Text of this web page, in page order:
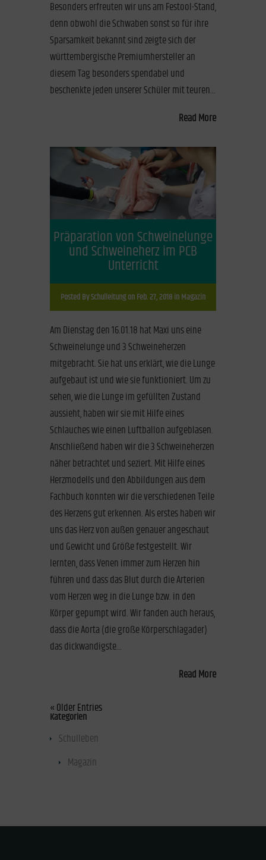
Besonders erfreuten wir uns am Festool-Stand,
denn obwohl die Schwaben sonst so für ihre
Sparsamkeit bekannt sind zeigte sich der
württembergische Premiumhersteller an
diesem Tag besonders spendabel und
beschenkte jeden unserer Schüler mit teuren...
Read More
Präparation von Schweinelunge
und Schweineherz im PCB
Unterricht
Posted BySchulleitungon Feb. 27, 2018 inMagazin
Am Dienstag den 16.01.18 hat Maxi uns eine
Schweinelunge und 3 Schweineherzen
mitgebracht. Sie hat uns erklärt, wie die Lunge
aufgebaut ist und wie sie funktioniert. Um zu
sehen, wie die Lunge im gefüllten Zustand
aussieht, haben wir sie mit Hilfe eines
Schlauches wie einen Luftballon aufgeblasen.
Anschließend haben wir die 3 Schweineherzen
näher betrachtet und seziert. Mit Hilfe eines
Herzmodells und den Abbildungen aus dem
Fachbuch konnten wir die verschiedenen Teile
des Herzens gut erkennen. Als erstes haben wir
uns das Herz von außen genauer angeschaut
und Gewicht und Größe festgestellt. Wir
lernten, dass Venen immer zum Herzen hin
führen und dass das Blut durch die Arterien
vom Herzen weg in die Lunge bzw. in den
Körper gepumpt wird. Wir fanden auch heraus,
dass die Aorta (die große Körperschlagader)
das dickwandigste...
Read More
« Older Entries
Kategorien
Schulleben
Magazin